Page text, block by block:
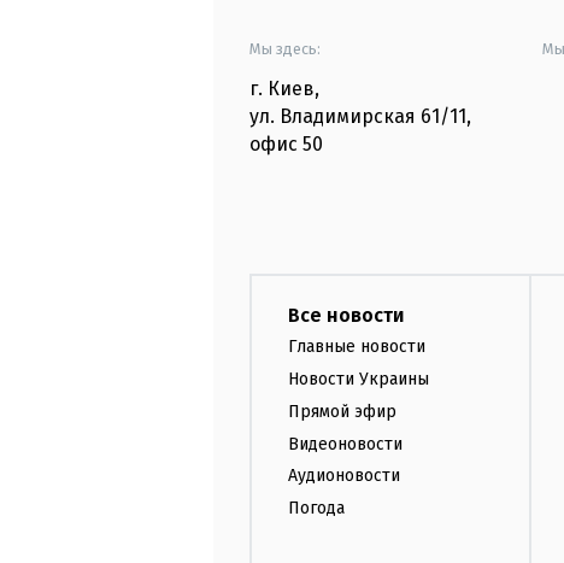
Мы здесь:
г. Киев,
ул. Владимирская 61/11,
офис 50
Мы
Все новости
Главные новости
Новости Украины
Прямой эфир
Видеоновости
Аудионовости
Погода